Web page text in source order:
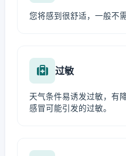
您将感到很舒适，一般不
过敏
天气条件易诱发过敏，有
感冒可能引发的过敏。